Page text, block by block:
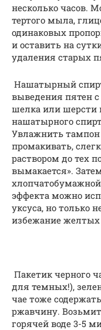
несколько часов.
тертого мыла,
одинаковых
и оставить на
удаления старых
Нашатырный
выведения пятен
шелка или шерсти
нашатырного
Увлажнить тампон
промакивать,
раствором до тех
вымакается».
эффекта можно
уксуса, но только
избежание желтых
Пакетик черного
для темных!),
чае тоже
ржавчину.
горячей воде 3-5